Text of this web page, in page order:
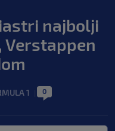
najbolji
Verstappen
1 0